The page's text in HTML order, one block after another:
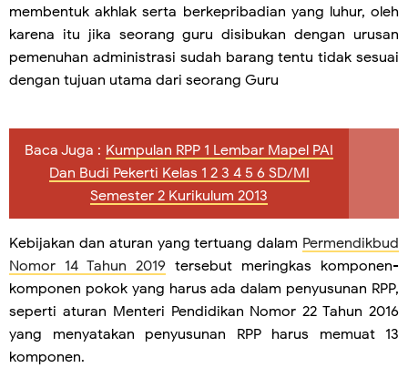
membentuk akhlak serta berkepribadian yang luhur, oleh
karena itu jika seorang guru disibukan dengan urusan
pemenuhan administrasi sudah barang tentu tidak sesuai
dengan tujuan utama dari seorang Guru
Baca Juga : Kumpulan RPP 1 Lembar Mapel PAI
Dan Budi Pekerti Kelas 1 2 3 4 5 6 SD/MI
Semester 2 Kurikulum 2013
Kebijakan dan aturan yang tertuang dalam Permendikbud
Nomor 14 Tahun 2019 tersebut meringkas komponen-
komponen pokok yang harus ada dalam penyusunan RPP,
seperti aturan Menteri Pendidikan Nomor 22 Tahun 2016
yang menyatakan penyusunan RPP harus memuat 13
komponen.